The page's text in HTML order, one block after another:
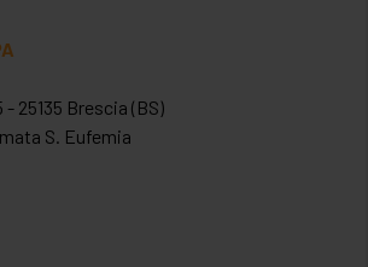
25135 Brescia (BS)
S. Eufemia